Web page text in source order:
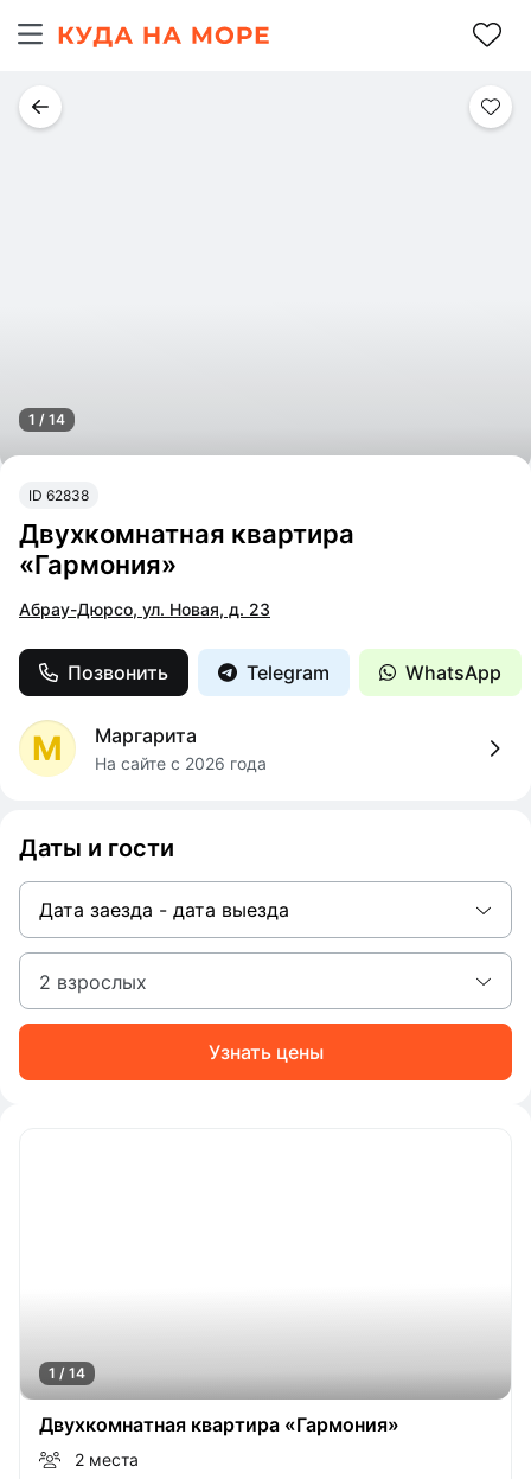
ID 62838
Двухкомнатная квартира
«Гармония»
Абрау-Дюрсо, ул. Новая, д. 23
Позвонить Telegram WhatsApp
М Маргарита
На сайте с 2026 года
1 / 14
Даты и гости
Дата заезда - дата выезда
2 взрослых
Узнать цены
1 / 14
Двухкомнатная квартира «Гармония»
2 места